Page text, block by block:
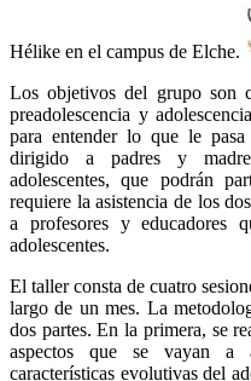
Hélike en el campus de Elche.
Los objetivos del grupo son
preadolescencia y
para entender lo que le
dirigido a padres y
adolescentes, que podrán
requiere la asistencia de los
a profesores y educadores
adolescentes.
El taller consta de cuatro
largo de un mes. La
dos partes. En la primera, se
aspectos que se vayan a
características evolutivas del